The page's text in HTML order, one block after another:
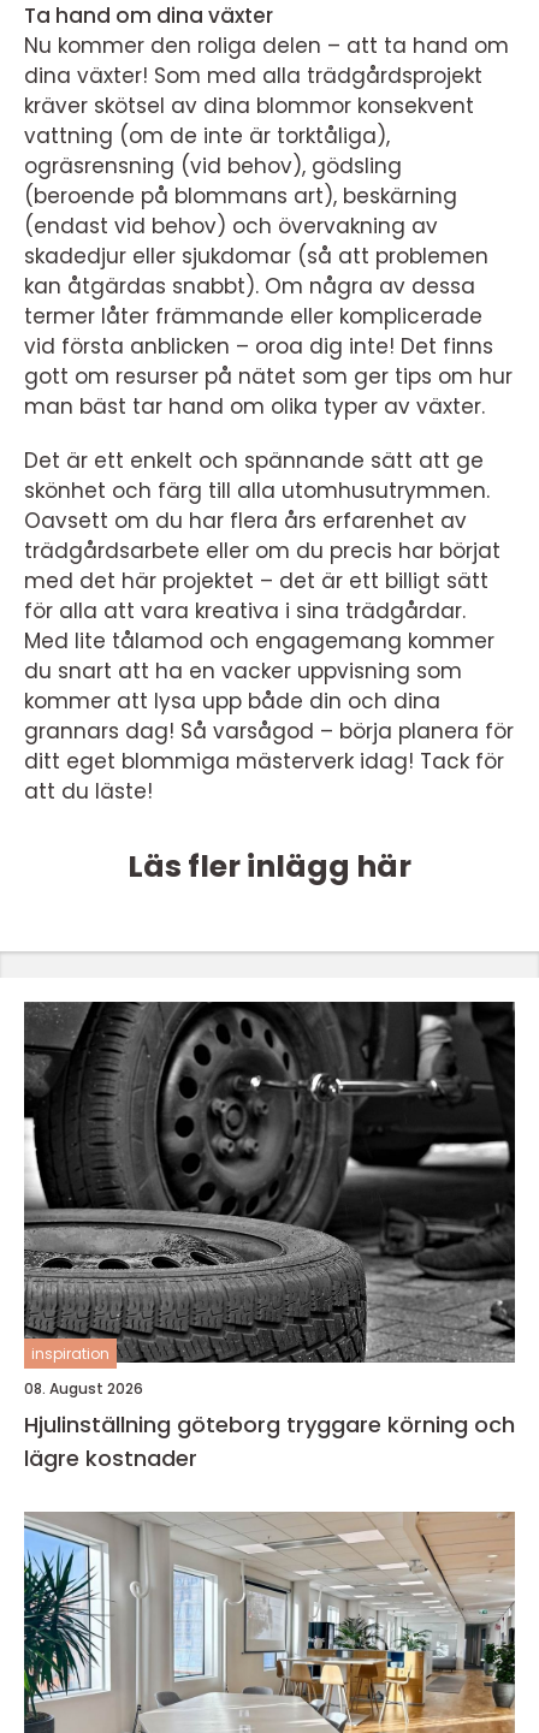
Ta hand om dina växter
Nu kommer den roliga delen – att ta hand om
dina växter! Som med alla trädgårdsprojekt
kräver skötsel av dina blommor konsekvent
vattning (om de inte är torktåliga),
ogräsrensning (vid behov), gödsling
(beroende på blommans art), beskärning
(endast vid behov) och övervakning av
skadedjur eller sjukdomar (så att problemen
kan åtgärdas snabbt). Om några av dessa
termer låter främmande eller komplicerade
vid första anblicken – oroa dig inte! Det finns
gott om resurser på nätet som ger tips om hur
man bäst tar hand om olika typer av växter.
Det är ett enkelt och spännande sätt att ge
skönhet och färg till alla utomhusutrymmen.
Oavsett om du har flera års erfarenhet av
trädgårdsarbete eller om du precis har börjat
med det här projektet – det är ett billigt sätt
för alla att vara kreativa i sina trädgårdar.
Med lite tålamod och engagemang kommer
du snart att ha en vacker uppvisning som
kommer att lysa upp både din och dina
grannars dag! Så varsågod – börja planera för
ditt eget blommiga mästerverk idag! Tack för
att du läste!
Läs fler inlägg här
inspiration
08. August 2026
Hjulinställning göteborg tryggare körning och
lägre kostnader